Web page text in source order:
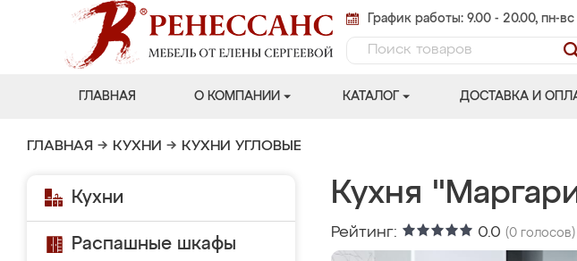
График работы: 9.00 - 20.00, пн-вс
ГЛАВНАЯ О КОМПАНИИ КАТАЛОГ ДОСТАВКА И
ГЛАВНАЯ → КУХНИ → КУХНИ УГЛОВЫЕ
Кухни
Распашные шкафы
Кухня
Рейтинг: 0.0 (0 голосов)